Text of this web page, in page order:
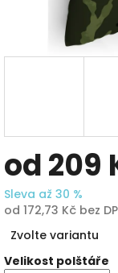
od209
Sleva až 30 %
od 172,73 Kč bez
cena:
Zvolte variantu
Velikost polštáře